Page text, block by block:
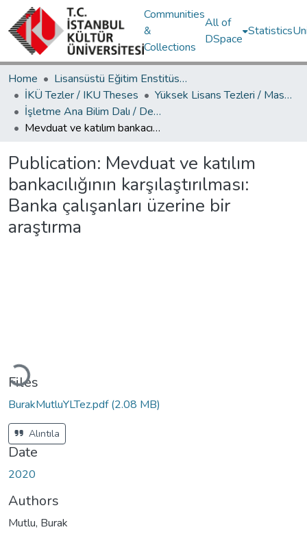
Communities
&
Collections
All of
DSpace
Statistics
Home
Lisansüstü Eğitim Enstitüsü / Postgraduate Education Institute
İKÜ Tezler / IKU Theses
Yüksek Lisans Tezleri / Master's Theses
İşletme Ana Bilim Dalı / Department of Business Administration
Mevduat ve katılım bankacılığının karşılaştırılması: Banka çalışanları üzerine bir araştırma
Publication: Mevduat ve katılım
bankacılığının karşılaştırılması:
Banka çalışanları üzerine bir
araştırma
Loading...
Files
BurakMutluYLTez.pdf(2.08 MB)
Alıntıla
Date
2020
Authors
Mutlu, Burak